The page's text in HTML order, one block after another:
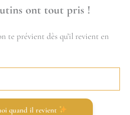
ont tout pris !
te prévient dès qu’il revient en
quand il revient